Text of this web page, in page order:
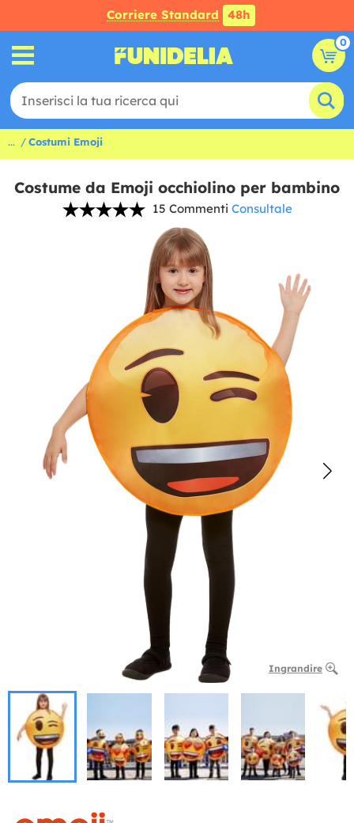
Corriere Standard 48h
0
... Costumi Emoji
Costume da Emoji occhiolino per bambino
15 Commenti Consultale
Ingrandire